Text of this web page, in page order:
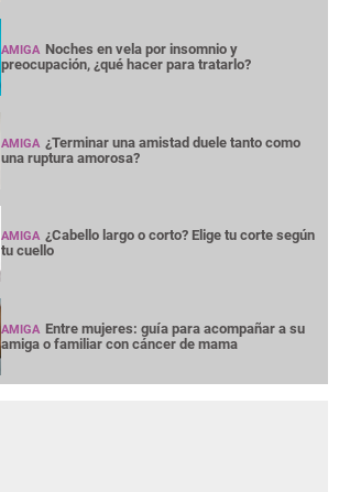
AMIGA Noches en vela por insomnio y
preocupación, ¿qué hacer para tratarlo?
AMIGA ¿Terminar una amistad duele tanto como
una ruptura amorosa?
AMIGA ¿Cabello largo o corto? Elige tu corte según
tu cuello
AMIGA Entre mujeres: guía para acompañar a su
amiga o familiar con cáncer de mama